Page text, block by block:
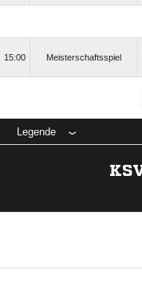
15:00 Meisterschaftsspiel
Legende